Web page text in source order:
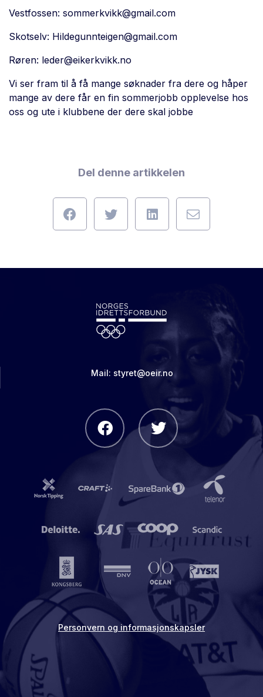
Vestfossen: sommerkvikk@gmail.com
Skotselv: Hildegunnteigen@gmail.com
Røren: leder@eikerkvikk.no
Vi ser fram til å få mange søknader fra dere og håper
mange av dere får en fin sommerjobb opplevelse hos
oss og ute i klubbene der dere skal jobbe
Del denne artikkelen
Mail: styret@oeir.no
Personvern og informasjonskapsler